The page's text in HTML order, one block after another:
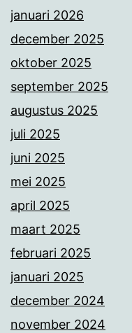
januari 2026
december 2025
oktober 2025
september 2025
augustus 2025
juli 2025
juni 2025
mei 2025
april 2025
maart 2025
februari 2025
januari 2025
december 2024
november 2024